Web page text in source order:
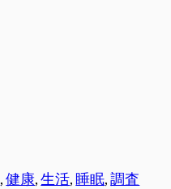
, 健康, 生活, 睡眠, 調査